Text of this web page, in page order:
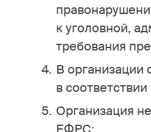
к уголовной,
требования
В организации
в
Организация